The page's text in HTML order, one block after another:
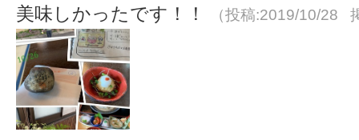
美味しかったです！！
（投稿:2019/10/28